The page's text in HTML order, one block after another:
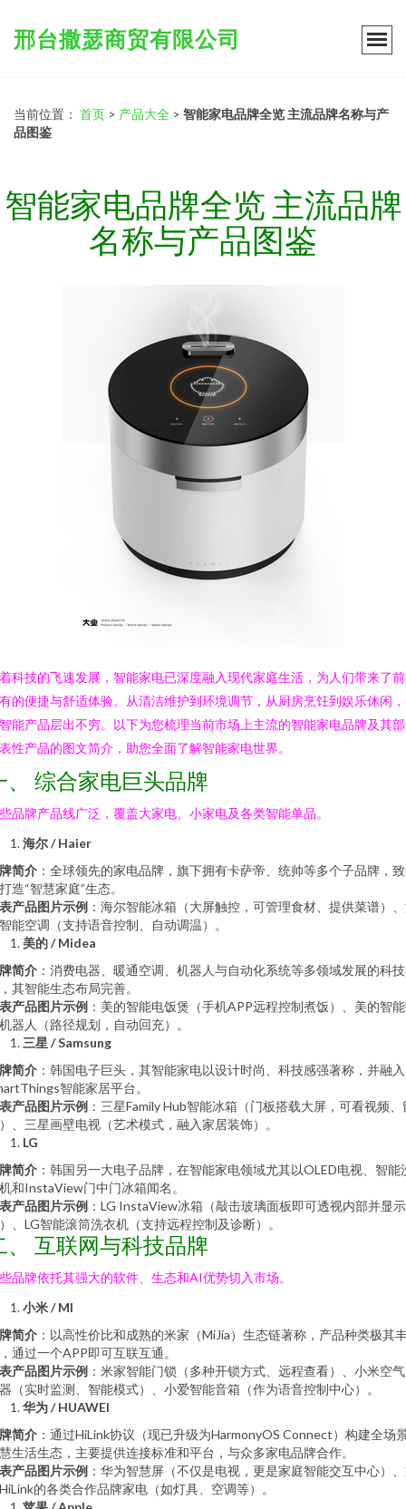
邢台撒瑟商贸有限公司
当前位置： 首页 > 产品大全 > 智能家电品牌全览 主流品牌名称与产
品图鉴
智能家电品牌全览 主流品牌
名称与产品图鉴
科技的飞速发展，智能家电已深度融入现代家庭生活，为人们带来了
的便捷与舒适体验。从清洁维护到环境调节，从厨房烹饪到娱乐休闲
能产品层出不穷。以下为您梳理当前市场上主流的智能家电品牌及其
性产品的图文简介，助您全面了解智能家电世界。
、 综合家电巨头品牌
品牌产品线广泛，覆盖大家电、小家电及各类智能单品。
海尔 / Haier
简介 ：全球领先的家电品牌，旗下拥有卡萨帝、统帅等多个子品牌，
造“智慧家庭”生态。
产品图片示例 ：海尔智能冰箱（大屏触控，可管理食材、提供菜谱）
能空调（支持语音控制、自动调温）。
美的 / Midea
简介 ：消费电器、暖通空调、机器人与自动化系统等多领域发展的科
其智能生态布局完善。
产品图片示例 ：美的智能电饭煲（手机APP远程控制煮饭）、美的智
器人（路径规划，自动回充）。
三星 / Samsung
简介 ：韩国电子巨头，其智能家电以设计时尚、科技感强著称，并融入
智能家居平台。
产品图片示例 ：三星Family Hub智能冰箱（门板搭载大屏，可看视频、
、三星画壁电视（艺术模式，融入家居装饰）。
LG
简介 ：韩国另一大电子品牌，在智能家电领域尤其以OLED电视、智能
和InstaView门中门冰箱闻名。
产品图片示例 ：LG InstaView冰箱（敲击玻璃面板即可透视内部并显
、LG智能滚筒洗衣机（支持远程控制及诊断）。
、 互联网与科技品牌
品牌依托其强大的软件、生态和AI优势切入市场。
小米 / MI
简介 ：以高性价比和成熟的米家（MiJia）生态链著称，产品种类极其
通过一个APP即可互联互通。
产品图片示例 ：米家智能门锁（多种开锁方式、远程查看）、小米空
（实时监测、智能模式）、小爱智能音箱（作为语音控制中心）。
华为 / HUAWEI
简介 ：通过HiLink协议（现已升级为HarmonyOS Connect）构建全场
生活生态，主要提供连接标准和平台，与众多家电品牌合作。
产品图片示例 ：华为智慧屏（不仅是电视，更是家庭智能交互中心）
的各类合作品牌家电（如灯具、空调等）。